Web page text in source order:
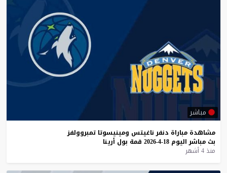
مباشر
مشاهدة مباراة دنفر ناغيتس ومينيسوتا تمبروولفز
بث مباشر اليوم 18-4-2026 قمة بول أرينا
منذ 4 أشهر